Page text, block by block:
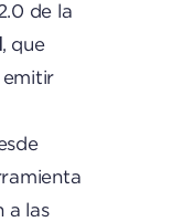
de la
, que
emitir
a las